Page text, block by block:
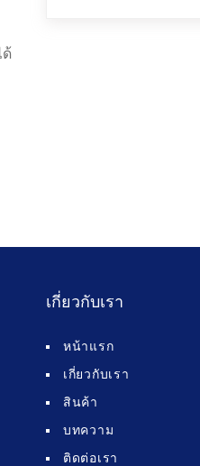
เกี่ยวกับเรา
หน้าแรก
เกี่ยวกับเรา
สินค้า
บทความ
ติดต่อเรา